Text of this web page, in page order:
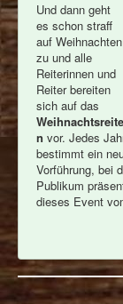
Und dann geht
es schon straff
auf Weihnachten
zu und alle
Reiterinnen und
Reiter bereiten
sich auf das
Weihnachtsreite
n vor. Jedes
bestimmt ein
Vorführung, bei
Publikum
dieses Event